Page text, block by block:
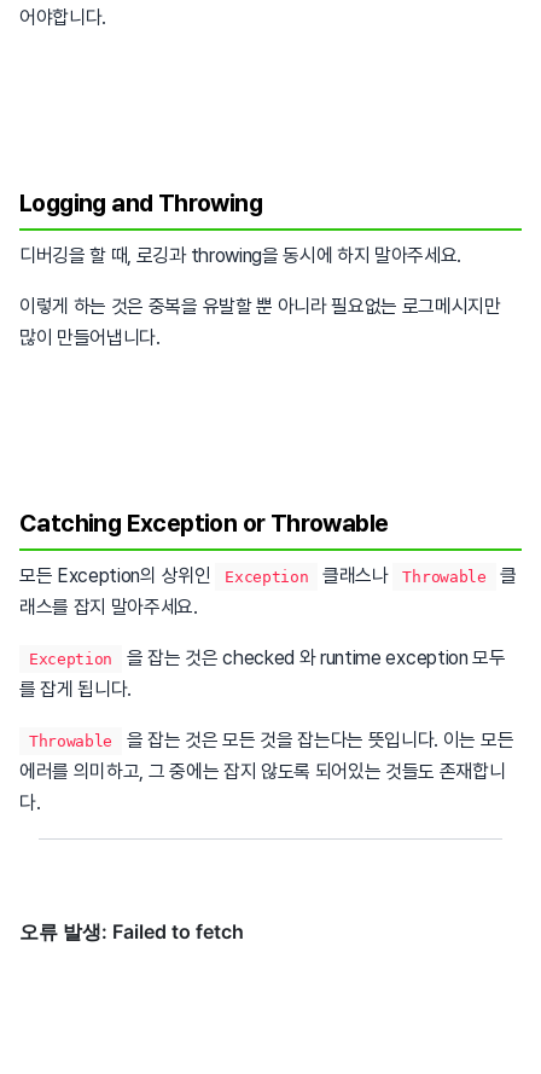
어야합니다.
Logging and Throwing
디버깅을 할 때, 로깅과 throwing을 동시에 하지 말아주세요.
이렇게 하는 것은 중복을 유발할 뿐 아니라 필요없는 로그메시지만
많이 만들어냅니다.
Catching Exception or Throwable
모든 Exception의 상위인 Exception 클래스나 Throwable
클
래스를 잡지 말아주세요.
Exception
을 잡는 것은 checked 와 runtime exception 모두
를 잡게 됩니다.
Throwable
을 잡는 것은 모든 것을 잡는다는 뜻입니다. 이는 모든
에러를 의미하고, 그 중에는 잡지 않도록 되어있는 것들도 존재합니
다.